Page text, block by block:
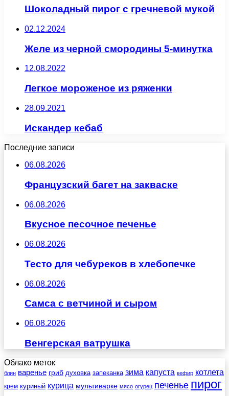
Шоколадный пирог с гречневой мукой
02.12.2024
Желе из черной смородины 5-минутка
12.08.2022
Легкое мороженое из ряженки
28.09.2021
Искандер кебаб
Последние записи
06.08.2026
Французский багет на закваске
06.08.2026
Вкусное песочное печенье
06.08.2026
Тесто для чебуреков в хлебопечке
06.08.2026
Самса с ветчиной и сыром
06.08.2026
Венгерская ватрушка
Облако меток
блин варенье гриб духовка запеканка зима капуста кефир котлета
крем куриный курица мультиварке мясо огурец печенье пирог